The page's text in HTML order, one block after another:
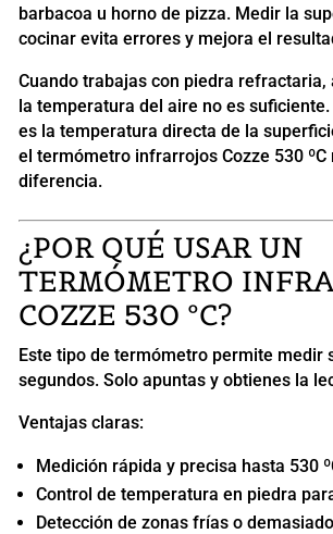
barbacoa u horno de pizza. Medir la
cocinar evita errores y mejora el
Cuando trabajas con piedra refractaria,
la temperatura del aire no es
es la temperatura directa de la
el termómetro infrarrojos Cozze 530 ºC
diferencia.
¿POR QUÉ USAR UN
TERMÓMETRO
COZZE 530 ºC?
Este tipo de termómetro permite medir
segundos. Solo apuntas y obtienes la
Ventajas claras:
Medición rápida y precisa hasta 530
Control de temperatura en piedra
Detección de zonas frías o